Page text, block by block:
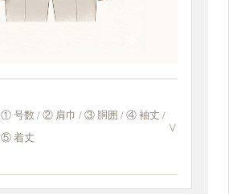
① 号数 / ② 肩巾 / ③ 胴囲 / ④ 袖丈 /
⑤ 着丈